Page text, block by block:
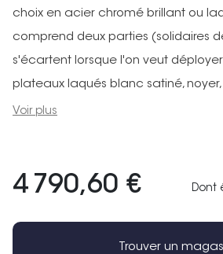
choix en acier chromé brillant ou
comprend deux parties (solidaires
s'écartent lorsque l'on veut déployer
plateaux laqués blanc satiné, noyer,
Voir plus
4 790,60 € Dont
Trouver un